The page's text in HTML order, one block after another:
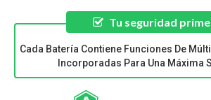
Tu seguridad
Cada Batería Contiene Funciones De
Incorporadas Para Una Máxima